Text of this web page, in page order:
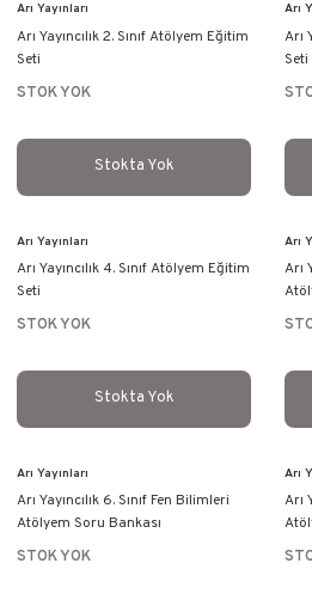
Arı Yayınları
Arı Yayıncılık 2. Sınıf Atölyem Eğitim
Seti
STOK YOK
Stokta Yok
Arı
Arı
Seti
Arı Yayınları
Arı Yayıncılık 4. Sınıf Atölyem Eğitim
Seti
STOK YOK
Stokta Yok
Arı
Arı
Arı Yayınları
Arı Yayıncılık 6. Sınıf Fen Bilimleri
Atölyem Soru Bankası
STOK YOK
Arı
Arı